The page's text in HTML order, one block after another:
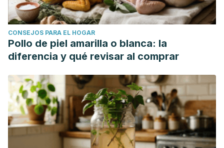
CONSEJOS PARA EL HOGAR
Pollo de piel amarilla o blanca: la
diferencia y qué revisar al comprar